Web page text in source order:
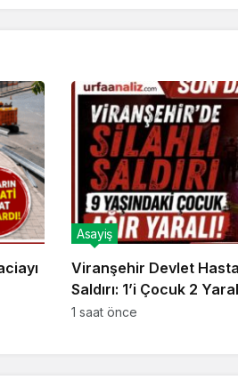
Viranşehir Devlet
Saldırı: 1’i Çocuk 2
Asayiş
1 saat önce